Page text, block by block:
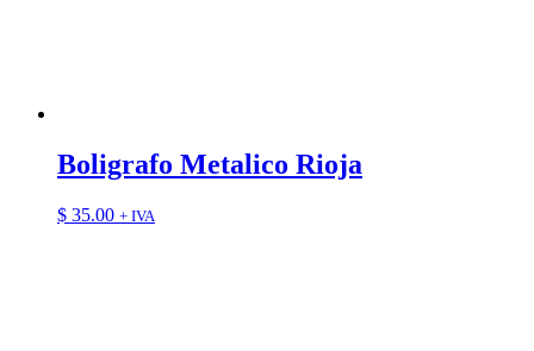
Boligrafo Metalico Rioja
$ 35.00 + IVA